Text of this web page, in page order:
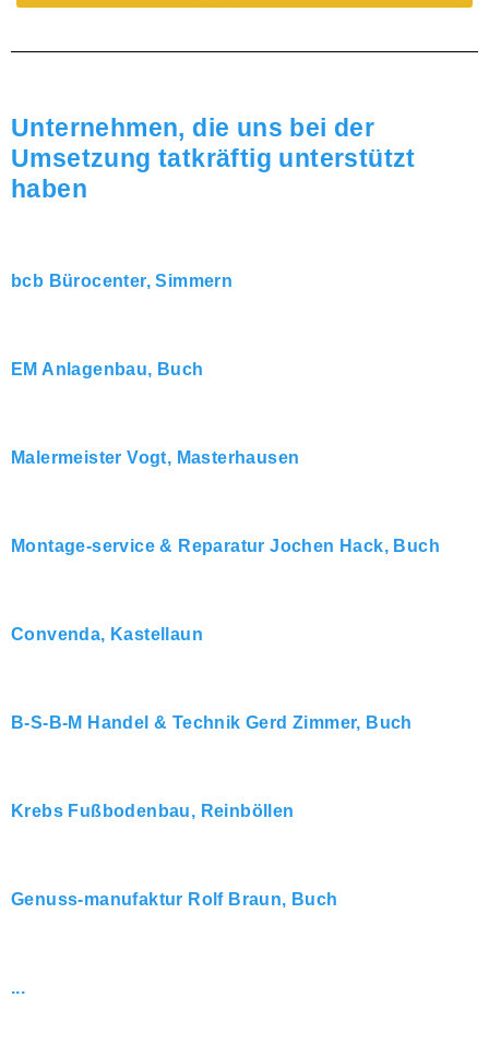
Unternehmen, die uns bei der
Umsetzung tatkräftig unterstützt
haben
bcb Bürocenter, Simmern
EM Anlagenbau, Buch
Malermeister Vogt, Masterhausen
Montage-service & Reparatur Jochen Hack, Buch
Convenda, Kastellaun
B-S-B-M Handel & Technik Gerd Zimmer, Buch
Krebs Fußbodenbau, Reinböllen
Genuss-manufaktur Rolf Braun, Buch
...